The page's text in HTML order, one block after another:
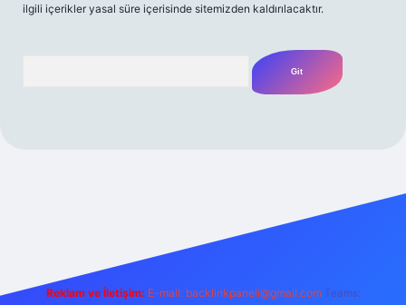
ilgili içerikler yasal süre içerisinde sitemizden kaldırılacaktır.
Reklam ve İletişim: E-mail: backlinkpaneli@gmail.com Teams: